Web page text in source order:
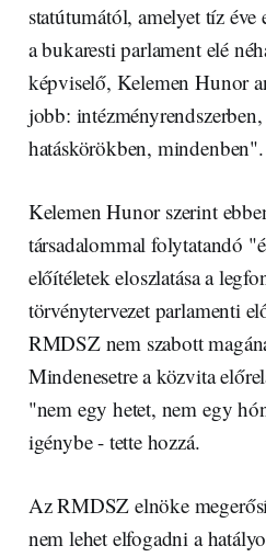
statútumától, amelyet tíz éve
a bukaresti parlament elé
képviselő, Kelemen Hunor
jobb:
hatáskörökben, mindenben".
Kelemen Hunor szerint
társadalommal folytatandó
előítéletek eloszlatása a
törvénytervezet parlamenti
RMDSZ nem szabott
Mindenesetre a közvita
"nem egy hetet, nem egy
igénybe - tette hozzá.
Az RMDSZ elnöke
nem lehet elfogadni a